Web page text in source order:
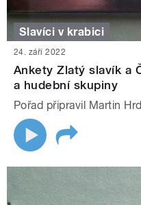
Slavíci v krabici
24. září 2022
Ankety Zlatý slavík a
a hudební skupiny
Pořad připravil Martin